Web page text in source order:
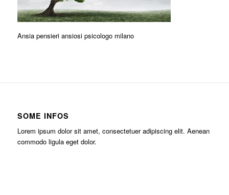
Ansia pensieri ansiosi psicologo milano
SOME INFOS
Lorem ipsum dolor sit amet, consectetuer adipiscing elit. Aenean
commodo ligula eget dolor.